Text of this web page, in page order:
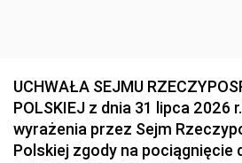
UCHWAŁA SEJMU
POLSKIEJ z dnia 31 lipca 2026
wyrażenia przez Sejm
Polskiej zgody na pociągnięcie